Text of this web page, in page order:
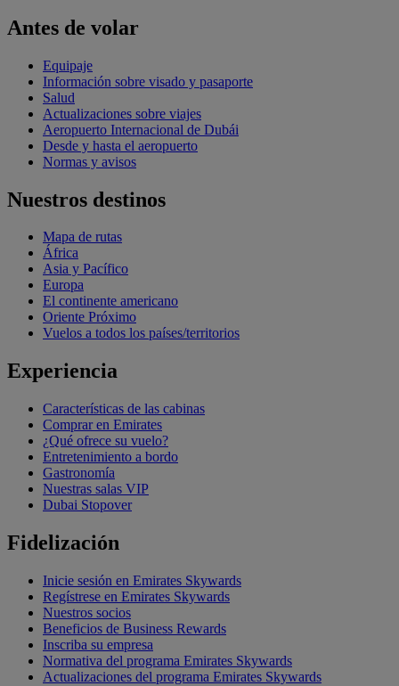
Antes de volar
Equipaje
Información sobre visado y pasaporte
Salud
Actualizaciones sobre viajes
Aeropuerto Internacional de Dubái
Desde y hasta el aeropuerto
Normas y avisos
Nuestros destinos
Mapa de rutas
África
Asia y Pacífico
Europa
El continente americano
Oriente Próximo
Vuelos a todos los países/territorios
Experiencia
Características de las cabinas
Comprar en Emirates
¿Qué ofrece su vuelo?
Entretenimiento a bordo
Gastronomía
Nuestras salas VIP
Dubai Stopover
Fidelización
Inicie sesión en Emirates Skywards
Regístrese en Emirates Skywards
Nuestros socios
Beneficios de Business Rewards
Inscriba su empresa
Normativa del programa Emirates Skywards
Actualizaciones del programa Emirates Skywards